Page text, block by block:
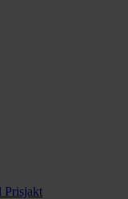
Prisjakt